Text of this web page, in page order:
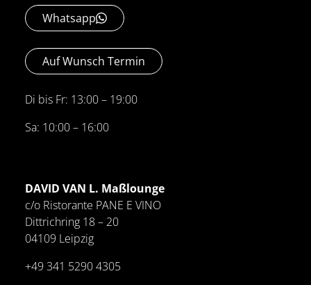
Whatsapp
Auf Wunsch Termin
Di bis Fr: 13:00 – 19:00
Sa: 10:00 – 16:00
DAVID VAN L. Maßlounge
c/o Ristorante PANE E VINO
Dittrichring 18 – 20
04109 Leipzig
+49 341 5290 4305